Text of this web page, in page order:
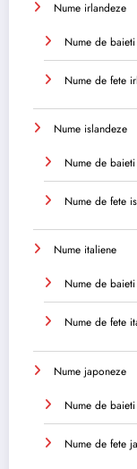
Nume irlandeze
Nume de
Nume de fete
Nume islandeze
Nume de
Nume de fete
Nume italiene
Nume de
Nume de fete
Nume japoneze
Nume de
Nume de fete